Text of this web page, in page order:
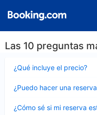
Las 10 preguntas
¿Qué incluye el precio?
cerrado
¿Puedo hacer una
cerrado
¿Cómo sé si mi reserva
cerrado